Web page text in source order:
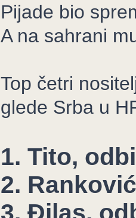
Pijade bio
A na sahrani
Top četri
glede Srba u
1. Tito,
2.